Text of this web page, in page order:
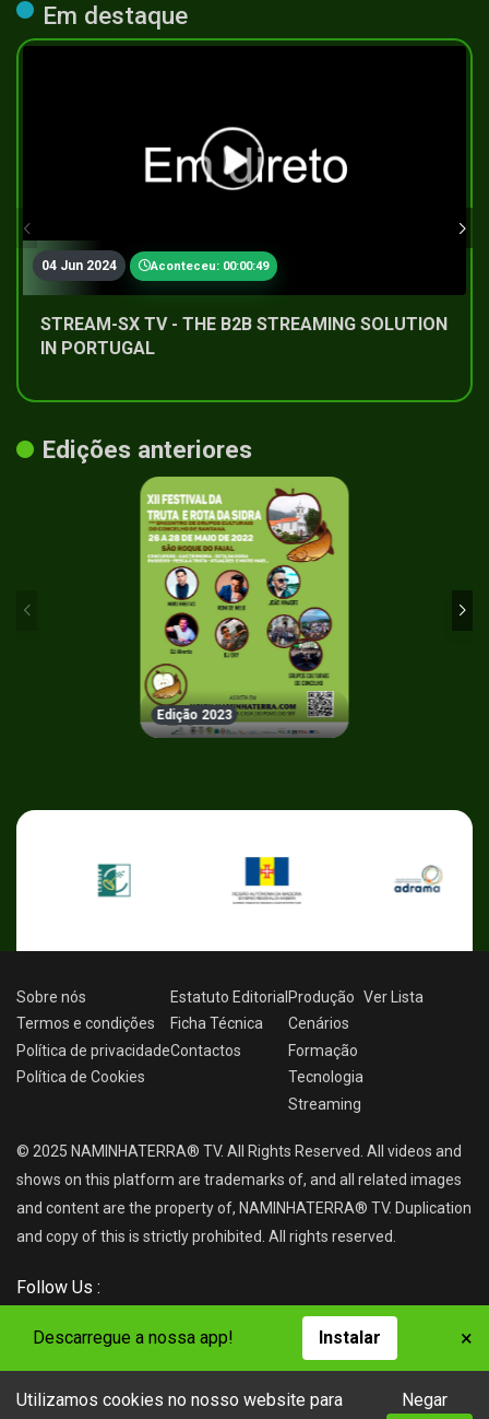
Em destaque
04 Jun 2024 Aconteceu: 00:00:49
STREAM-SX TV - THE B2B STREAMING SOLUTION
IN PORTUGAL
Edições anteriores
Edição 2023
Utilizamos cookies no nosso website para
Negar
Sobre nós
Termos e condições
Política de privacidade
Política de Cookies
Estatuto Editorial
Ficha Técnica
Contactos
Produção
Cenários
Formação
Tecnologia
Streaming
Ver Lista
© 2025 NAMINHATERRA® TV. All Rights Reserved. All videos and
shows on this platform are trademarks of, and all related images
and content are the property of, NAMINHATERRA® TV. Duplication
and copy of this is strictly prohibited. All rights reserved.
Follow Us :
Descarregue a nossa app! Instalar ×